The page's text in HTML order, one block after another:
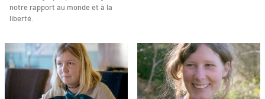
notre rapport au monde et à la
liberté.